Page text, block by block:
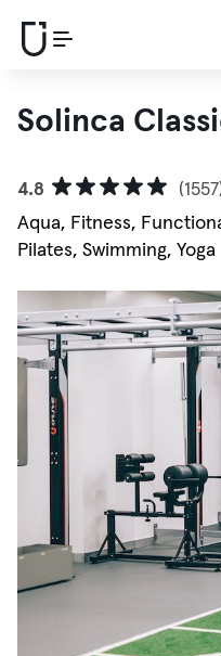
Solinca
4.8
Aqua, Fitness,
Pilates, Swimming, Yoga